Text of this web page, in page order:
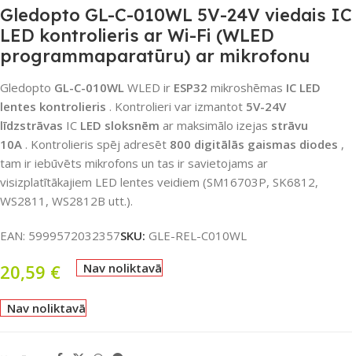
Gledopto GL-C-010WL 5V-24V viedais IC
LED kontrolieris ar Wi-Fi (WLED
programmaparatūru) ar mikrofonu
Gledopto GL-C-010WL WLED ir ESP32 mikroshēmas IC LED
lentes kontrolieris . Kontrolieri var izmantot 5V-24V
līdzstrāvas IC LED sloksnēm ar maksimālo izejas strāvu
10A . Kontrolieris spēj adresēt 800 digitālās gaismas diodes ,
tam ir iebūvēts mikrofons un tas ir savietojams ar
visizplatītākajiem LED lentes veidiem (SM16703P, SK6812,
WS2811, WS2812B utt.).
EAN: 5999572032357SKU: GLE-REL-C010WL
20,59 € Nav noliktavā
Nav noliktavā